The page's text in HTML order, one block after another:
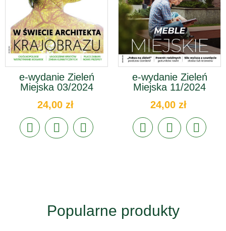
e-wydanie Zieleń
Miejska 03/2024
24,00 zł
e-wydanie Zieleń
Miejska 11/2024
24,00 zł
Popularne produkty